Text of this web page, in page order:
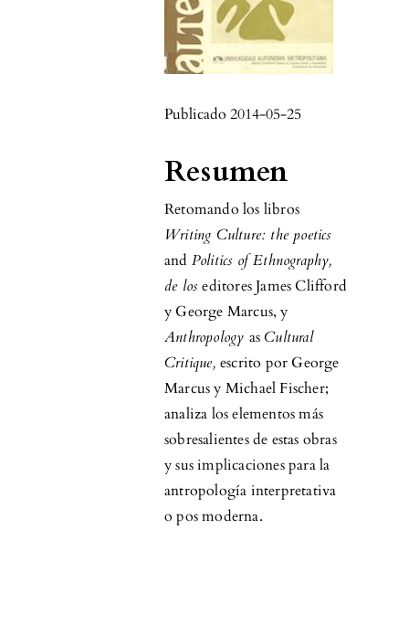
Publicado 2014-05-25
Resumen
Retomando los libros
Writing Culture: the poetics
and Politics of Ethnography,
de loseditores James Clifford
y George Marcus, y
Anthropology as Cultural
Critique,escrito por George
Marcus y Michael Fischer;
analiza los elementos más
sobresalientes de estas obras
y sus implicaciones para la
antropología interpretativa
o pos moderna.